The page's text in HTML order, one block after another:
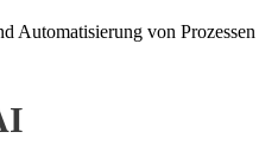
Automatisierung von